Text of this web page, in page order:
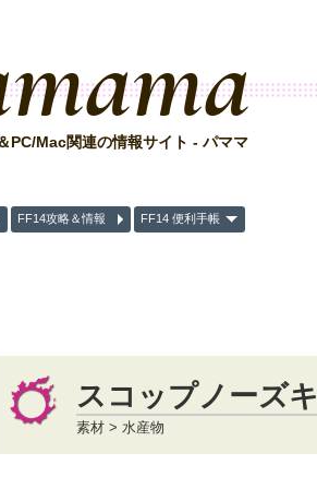
PC/Mac関連の情報サイト - パママ
FF14攻略＆情報 FF14 便利手帳
スコップノーズ
素材 > 水産物